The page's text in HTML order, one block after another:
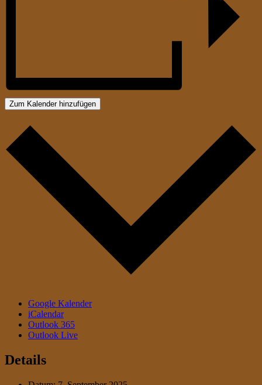
Zum Kalender hinzufügen
Google Kalender
iCalendar
Outlook 365
Outlook Live
Details